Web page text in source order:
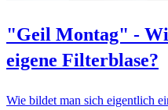
"Geil Montag" -
eigene Filterblase?
Wie bildet man sich eigentlich